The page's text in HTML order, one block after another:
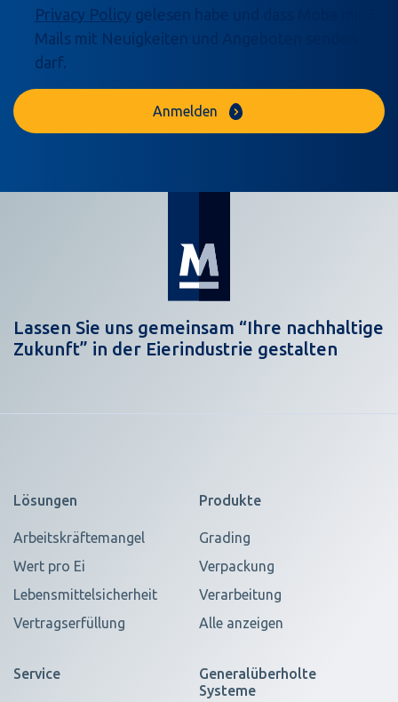
Privacy Policy gelesen habe und dass Moba mir E-
Mails mit Neuigkeiten und Angeboten senden
darf.
Anmelden
Lassen Sie uns gemeinsam “Ihre nachhaltige
Zukunft” in der Eierindustrie gestalten
Lösungen
Arbeitskräftemangel
Wert pro Ei
Lebensmittelsicherheit
Vertragserfüllung
Produkte
Grading
Verpackung
Verarbeitung
Alle anzeigen
Service
Generalüberholte
Systeme